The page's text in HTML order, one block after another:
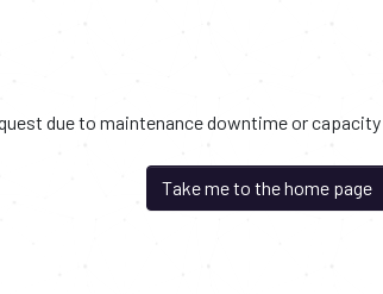
due to maintenance downtime or
Take me to the home page